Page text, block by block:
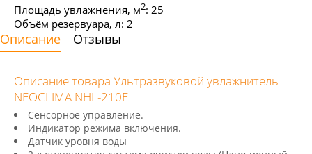
Площадь увлажнения, м2: 25
Объём резервуара, л: 2
Описание Отзывы
Описание товара Ультразвуковой увлажнитель
NEOCLIMA NHL-210E
Сенсорное управление.
Индикатор режима включения.
Датчик уровня воды